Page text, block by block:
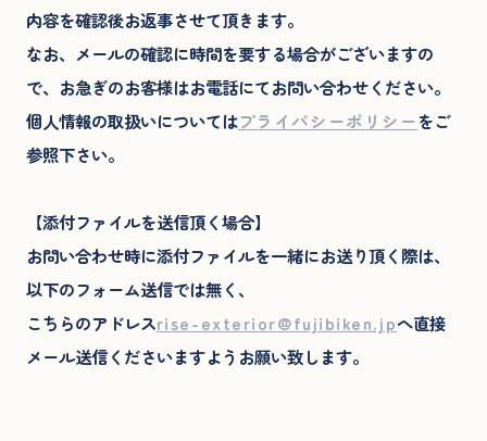
内容を確認後お返事させて頂きます。
なお、メールの確認に時間を要する場合がございますの
で、お急ぎのお客様はお電話にてお問い合わせください。
個人情報の取扱いについてはプライバシーポリシーをご
参照下さい。
【添付ファイルを送信頂く場合】
お問い合わせ時に添付ファイルを一緒にお送り頂く際は、
以下のフォーム送信では無く、
こちらのアドレスrise-exterior@fujibiken.jpへ直接
メール送信くださいますようお願い致します。